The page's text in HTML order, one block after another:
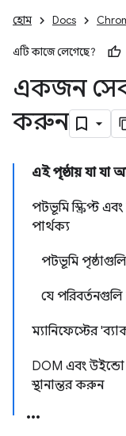
হোম Docs
এটি কাজে লেগেছে?
একজন সেবা
করুন
এই পৃষ্ঠায় যা যা
পটভূমি স্ক্রিপ্ট
পার্থক্য
পটভূমি
যে
ম্যানিফেস্টের
DOM এবং
স্থানান্তর করুন